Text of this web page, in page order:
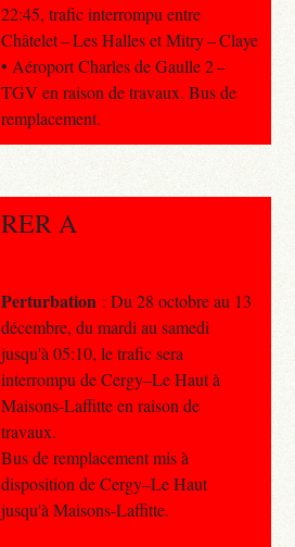
22:45, trafic interrompu entre
Châtelet – Les Halles et Mitry – Claye
• Aéroport Charles de Gaulle 2 –
TGV en raison de travaux. Bus de
remplacement.
RER A
Perturbation : Du 28 octobre au 13
décembre, du mardi au samedi
jusqu'à 05:10, le trafic sera
interrompu de Cergy–Le Haut à
Maisons-Laffitte en raison de
travaux.
Bus de remplacement mis à
disposition de Cergy–Le Haut
jusqu'à Maisons-Laffitte.